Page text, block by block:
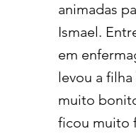
animadas
Ismael.
em
levou a
muito
ficou muito